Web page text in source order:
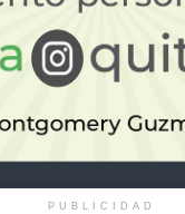
PUBLICIDAD